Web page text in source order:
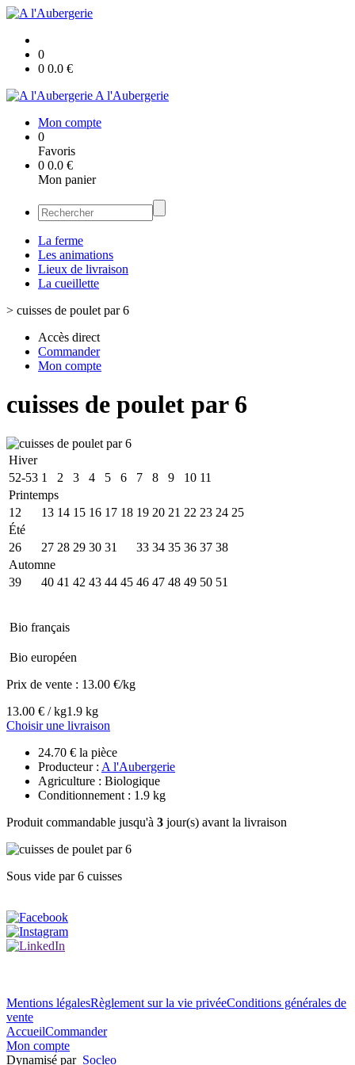
0
0 0.0 €
A l'Aubergerie
Mon compte
0
Favoris
0 0.0 €
Mon panier
La ferme
Les animations
Lieux de livraison
La cueillette
> cuisses de poulet par 6
Accès direct
Commander
Mon compte
cuisses de poulet par 6
Hiver
52-53 1 2 3 4 5 6 7 8 9 10 11
Printemps
12
13 14 15 16 17 18 19 20 21 22 23 24 25
Été
26
27 28 29 30 31 33 34 35 36 37 38
Automne
39
40 41 42 43 44 45 46 47 48 49 50 51
Bio français
Bio européen
Prix de vente : 13.00 €/kg
13.00 € / kg1.9 kg
Choisir une livraison
24.70 € la pièce
Producteur : A l'Aubergerie
Agriculture : Biologique
Conditionnement : 1.9 kg
Produit commandable jusqu'à 3 jour(s) avant la livraison
Sous vide par 6 cuisses
Mentions légalesRèglement sur la vie privéeConditions générales de
vente
AccueilCommander
Mon compte
Dynamisé par Socleo